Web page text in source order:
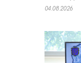
04.08.2026